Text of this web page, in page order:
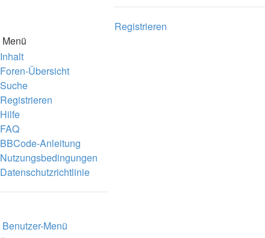
Registrieren
Menü
Inhalt
Foren-Übersicht
Suche
Registrieren
Hilfe
FAQ
BBCode-Anleitung
Nutzungsbedingungen
Datenschutzrichtlinie
Benutzer-Menü